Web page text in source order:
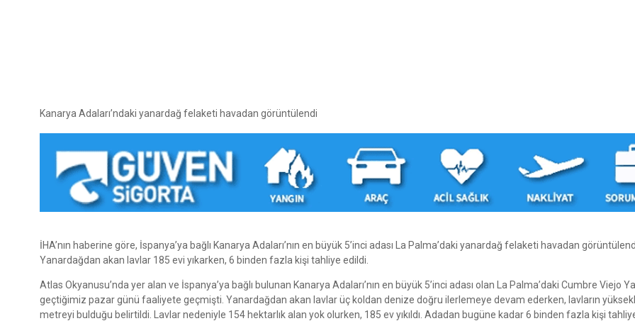
Kanarya Adaları’ndaki yanardağ felaketi havadan görüntülendi
İHA’nın haberine göre, İspanya’ya bağlı Kanarya Adaları’nın en büyük 5’inci adası La Palma’daki yanardağ felaketi havadan
Yanardağdan akan lavlar 185 evi yıkarken, 6 binden fazla kişi tahliye edildi.
Atlas Okyanusu’nda yer alan ve İspanya’ya bağlı bulunan Kanarya Adaları’nın en büyük 5’inci adası olan La Palma’daki Cumbre Viejo
geçtiğimiz pazar günü faaliyete geçmişti. Yanardağdan akan lavlar üç koldan denize doğru ilerlemeye devam ederken, lavların
metreyi bulduğu belirtildi. Lavlar nedeniyle 154 hektarlık alan yok olurken, 185 ev yıkıldı. Adadan bugüne kadar 6 binden fazla kişi